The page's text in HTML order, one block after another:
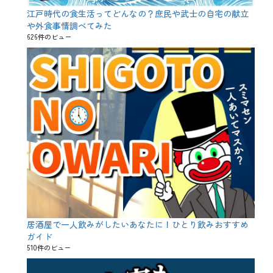
江戸時代の食生活ってどんなの？庶民や武士の自宅の献立
や外食事情調べてみた
626件のビュー
居酒屋で一人飲みがしたいあなたに！ひとり飲みおすすめ
ガイド
510件のビュー